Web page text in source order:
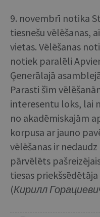
9. novembrī notika
tiesnešu vēlēšanas,
vietas. Vēlēšanas
notiek paralēli
Ģenerālajā
Parasti šīm
interesentu loks, lai
no akadēmiskajām
korpusa ar jauno
vēlēšanas ir
pārvēlēts
tiesas
(Кирилл